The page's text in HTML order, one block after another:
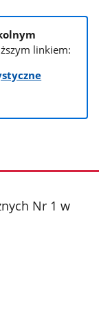
linkiem:
Nr 1 w